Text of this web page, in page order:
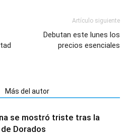
Artículo siguiente
Debutan este lunes los
precios esenciales
Más del autor
se mostró triste tras la
Dorados